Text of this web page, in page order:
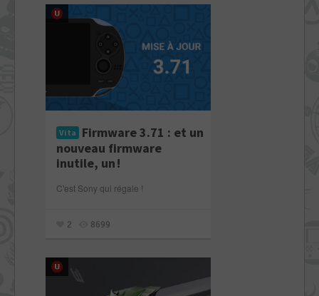
Vita Firmware 3.71 : et un
nouveau firmware
inutile, un !
C'est Sony qui régale !
2 8699